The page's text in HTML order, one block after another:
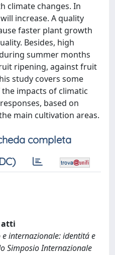
climate changes. In
increase. A quality
faster plant growth
Besides, high
summer months
ripening, against fruit
study covers some
impacts of climatic
based on
main cultivation areas.
completa
atti
internazionale: identitá e
Simposio Internazionale